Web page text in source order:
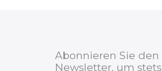
Abonnieren Sie den
Newsletter, um stets